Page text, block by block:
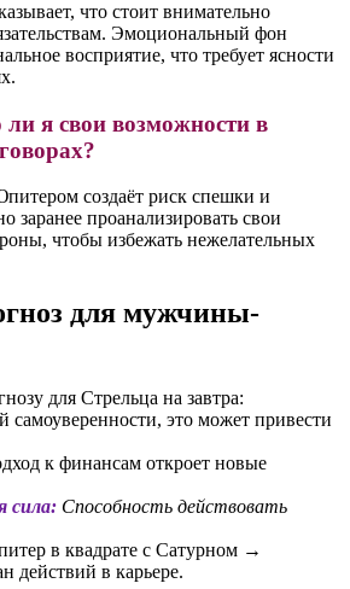
что стоит внимательно
Эмоциональный фон
восприятие, что требует ясности
я свои возможности в
создаёт риск спешки и
заранее проанализировать свои
чтобы избежать нежелательных
для мужчины-
для Стрельца на завтра:
это может привести
к финансам откроет новые
сила: Способность действовать
в квадрате с Сатурном →
действий в карьере.